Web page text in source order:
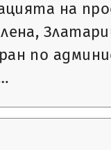
на
по